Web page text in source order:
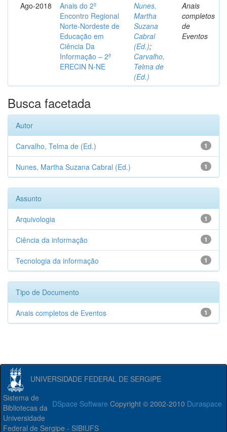
Ago-2018
Anais do 2º
Encontro Regional
Norte-Nordeste de
Educação em
Ciência Da
Informação – 2º
ERECIN N-NE
Nunes,
Martha
Suzana
Cabral
(Ed.);
Carvalho,
Telma de
(Ed.)
Anais
completos
de
Eventos
Busca facetada
Autor
1
Carvalho, Telma de (Ed.)
1
Nunes, Martha Suzana Cabral (Ed.)
Assunto
1
Arquivologia
1
Ciência da informação
1
Tecnologia da informação
Tipo de Documento
1
Anais completos de Eventos
UNIVERSIDADE FEDERAL DE SERGIPE
DSpace Software Copyright © 2002-2010 Duraspace
Sistema de
Bibliotecas da
Universidade
Federal de Sergipe - SIBIUFS